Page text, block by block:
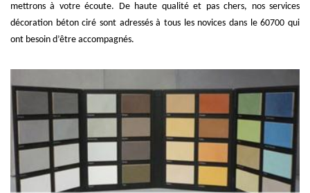
mettrons à votre écoute. De haute qualité et pas chers, nos services
décoration béton ciré sont adressés à tous les novices dans le 60700 qui
ont besoin d’être accompagnés.